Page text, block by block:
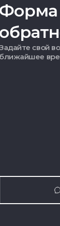
Форма
свой
ближайшее